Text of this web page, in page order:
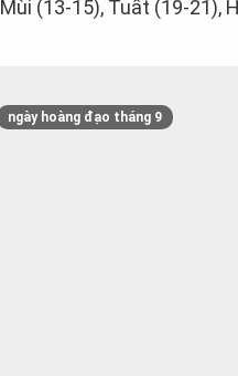
Mùi (13-15), Tuất (19-21),
ngày hoàng đạo tháng 9